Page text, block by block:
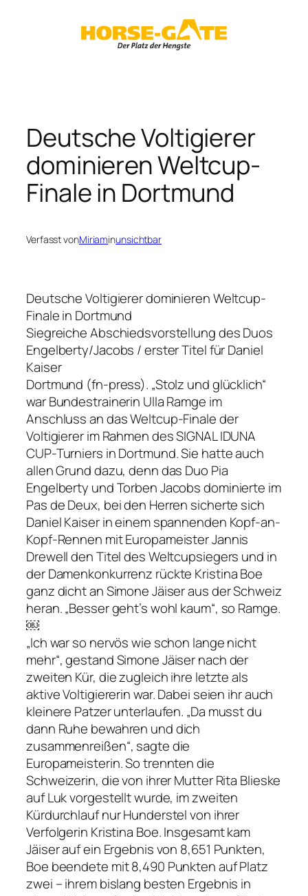
Deutsche Voltigierer
dominieren Weltcup-
Finale in Dortmund
Verfasst vonMiriaminunsichtbar
Deutsche Voltigierer dominieren Weltcup-
Finale in Dortmund
Siegreiche Abschiedsvorstellung des Duos
Engelberty/Jacobs / erster Titel für Daniel
Kaiser
Dortmund (fn-press). „Stolz und glücklich“
war Bundestrainerin Ulla Ramge im
Anschluss an das Weltcup-Finale der
Voltigierer im Rahmen des SIGNAL IDUNA
CUP-Turniers in Dortmund. Sie hatte auch
allen Grund dazu, denn das Duo Pia
Engelberty und Torben Jacobs dominierte im
Pas de Deux, bei den Herren sicherte sich
Daniel Kaiser in einem spannenden Kopf-an-
Kopf-Rennen mit Europameister Jannis
Drewell den Titel des Weltcupsiegers und in
der Damenkonkurrenz rückte Kristina Boe
ganz dicht an Simone Jäiser aus der Schweiz
heran. „Besser geht’s wohl kaum“, so Ramge.
￼
„Ich war so nervös wie schon lange nicht
mehr“, gestand Simone Jäiser nach der
zweiten Kür, die zugleich ihre letzte als
aktive Voltigiererin war. Dabei seien ihr auch
kleinere Patzer unterlaufen. „Da musst du
dann Ruhe bewahren und dich
zusammenreißen“, sagte die
Europameisterin. So trennten die
Schweizerin, die von ihrer Mutter Rita Blieske
auf Luk vorgestellt wurde, im zweiten
Kürdurchlauf nur Hunderstel von ihrer
Verfolgerin Kristina Boe. Insgesamt kam
Jäiser auf ein Ergebnis von 8,651 Punkten,
Boe beendete mit 8,490 Punkten auf Platz
zwei – ihrem bislang besten Ergebnis in